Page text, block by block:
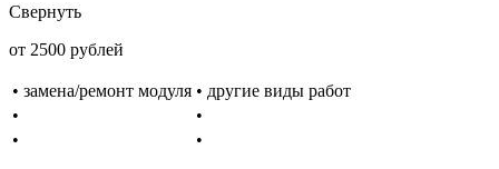
Свернуть
от 2500 рублей
• замена/ремонт модуля • другие виды работ
•
•
•
•